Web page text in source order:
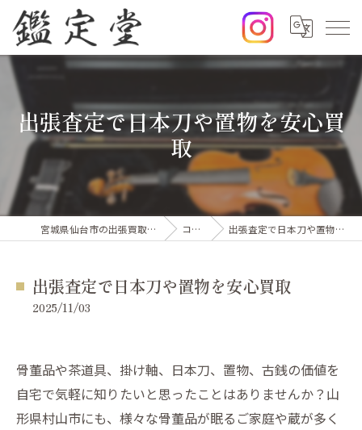
出張査定で日本刀や置物を安心買
取
宮城県仙台市の出張買取なら鑑定堂 コラム 出張査定で日本刀や置物を安心買取
出張査定で日本刀や置物を安心買取
2025/11/03
骨董品や茶道具、掛け軸、日本刀、置物、古銭の価値を
自宅で気軽に知りたいと思ったことはありませんか？山
形県村山市にも、様々な骨董品が眠るご家庭や蔵が多く